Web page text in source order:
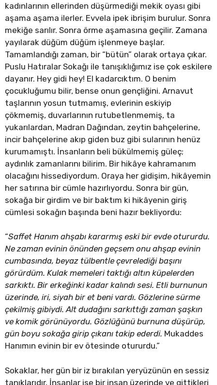
kadınlarının ellerinden düşürmediği mekik oyası gibi
aşama aşama ilerler. Evvela ipek ibrişim burulur. Sonra
mekiğe sarılır. Sonra örme aşamasına geçilir. Zamana
yayılarak düğüm düğüm işlenmeye başlar.
Tamamlandığı zaman, bir “bütün” olarak ortaya çıkar.
Puslu Hatıralar Sokağı ile tanışıklığımız ise çok eskilere
dayanır. Hey gidi hey! El kadarcıktım. O benim
çocukluğumu bilir, bense onun gençliğini. Arnavut
taşlarının yosun tutmamış, evlerinin eskiyip
çökmemiş, duvarlarının rutubetlenmemiş, ta
yukarılardan, Madran Dağından, zeytin bahçelerine,
incir bahçelerine akıp giden buz gibi sularının henüz
kurumamıştı. İnsanların beli bükülmemiş güleç;
aydınlık zamanlarını bilirim. Bir hikâye kahramanım
olacağını hissediyordum. Oraya her gidişim, hikâyemin
her satırına bir cümle hazırlıyordu. Sonra bir gün,
sokağa bir girdim ve bir baktım ki hikâyenin giriş
cümlesi sokağın başında beni hazır bekliyordu:
“Saffet Hanım ahşabı kararmış eski bir evde otururdu.
Ne zaman evinin önünden geçsem onu ahşap evinin
cumbasında, beyaz tülbentle çevrelediği başını
görürdüm. Kulak memeleri taktığı altın küpelerden
sarkıktı. Bir erkeğinki kadar kalındı sesi. Etli burnunun
üzerinde, iri, siyah bir et beni vardı. Gözlerine sürme
çekilmiş gibiydi. Alt dudağını sarkıttığı zaman şaşkın
ve komik görünüyordu. Gözlüğünü burnuna düşürüp,
gün boyu sokağa girip çıkanı takip ederdi. Mukaddes
Hanımın evinin bir ev ötesinde otururdu.”
Sokaklar, her gün bir iz bırakılan yeryüzünün en sessiz
tanıklarıdır. İnsanlar ise bir insan üzerinde ve gittikleri